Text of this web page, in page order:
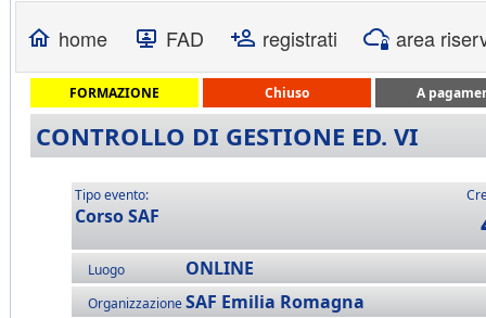
home FAD registrati area
FORMAZIONE Chiuso A
CONTROLLO DI GESTIONE ED. VI
Tipo evento:
Corso SAF
Luogo ONLINE
OrganizzazioneSAF Emilia Romagna